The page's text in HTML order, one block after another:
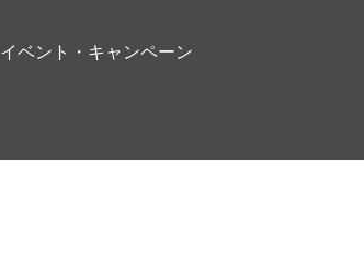
イベント・キャンペーン